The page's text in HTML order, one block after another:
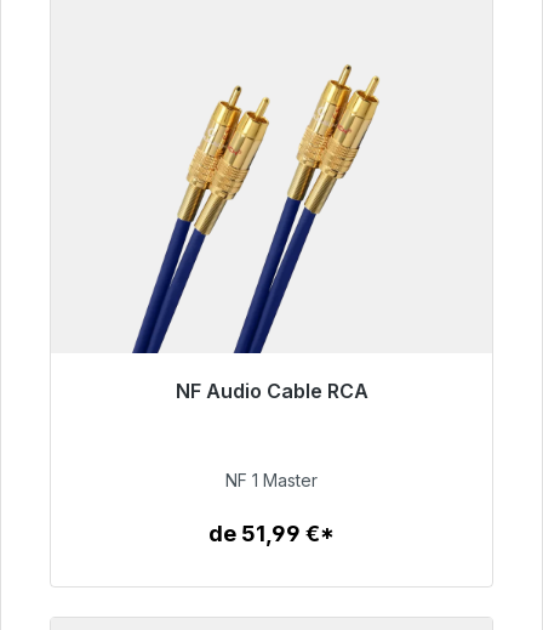
NF Audio Cable RCA
Listo para envío inmediato, plazo de entrega
99,00 €
NF 1 Master
de 51,99 €*